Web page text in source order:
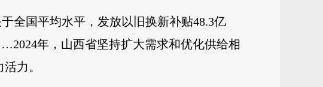
全国平均水平，发放以旧换新补贴48.3亿
年，山西省坚持扩大需求和优化供给相
力。